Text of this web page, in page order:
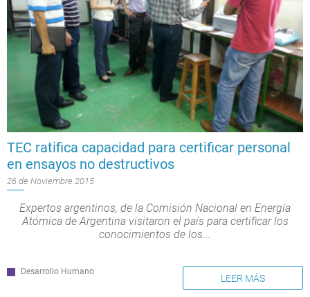
TEC ratifica capacidad para certificar personal
en ensayos no destructivos
26 de Noviembre 2015
Expertos argentinos, de la Comisión Nacional en Energía
Atómica de Argentina visitaron el país para certificar los
conocimientos de los...
Desarrollo Humano
LEER MÁS